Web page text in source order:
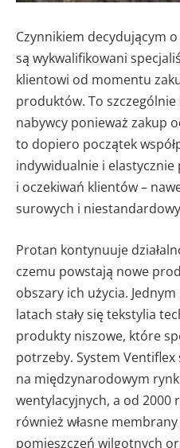
Czynnikiem decydującym
są wykwalifikowani
klientowi od momentu
produktów. To
nabywcy ponieważ zakup
to dopiero początek
indywidualnie i
i oczekiwań klientów –
surowych i
Protan kontynuuje
czemu powstają nowe
obszary ich użycia.
latach stały się tekstylia
produkty niszowe, które
potrzeby. System Ventiflex
na międzynarodowym
wentylacyjnych, a od 2000
również własne
pomieszczeń wilgotnych